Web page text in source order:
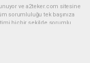
ve a2teker.com sitesine
sorumluluğu tek başınıza
hiçbir şekilde sorumlu